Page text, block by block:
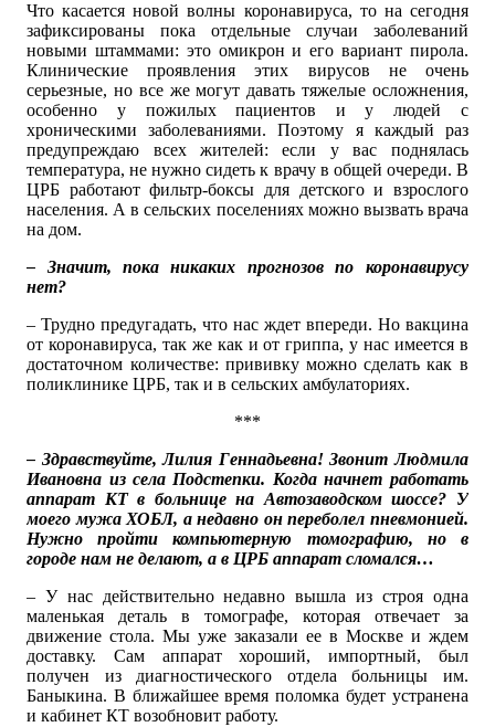
Что касается новой волны коронавируса, то на сегодня
зафиксированы пока отдельные случаи заболеваний
новыми штаммами: это омикрон и его вариант пирола.
Клинические проявления этих вирусов не очень
серьезные, но все же могут давать тяжелые осложнения,
особенно у пожилых пациентов и у людей с
хроническими заболеваниями. Поэтому я каждый раз
предупреждаю всех жителей: если у вас поднялась
температура, не нужно сидеть к врачу в общей очереди. В
ЦРБ работают фильтр-боксы для детского и взрослого
населения. А в сельских поселениях можно вызвать врача
на дом.
– Значит, пока никаких прогнозов по коронавирусу
нет?
– Трудно предугадать, что нас ждет впереди. Но вакцина
от коронавируса, так же как и от гриппа, у нас имеется в
достаточном количестве: прививку можно сделать как в
поликлинике ЦРБ, так и в сельских амбулаториях.
***
– Здравствуйте, Лилия Геннадьевна! Звонит Людмила
Ивановна из села Подстепки. Когда начнет работать
аппарат КТ в больнице на Автозаводском шоссе? У
моего мужа ХОБЛ, а недавно он переболел пневмонией.
Нужно пройти компьютерную томографию, но в
городе нам не делают, а в ЦРБ аппарат сломался…
– У нас действительно недавно вышла из строя одна
маленькая деталь в томографе, которая отвечает за
движение стола. Мы уже заказали ее в Москве и ждем
доставку. Сам аппарат хороший, импортный, был
получен из диагностического отдела больницы им.
Баныкина. В ближайшее время поломка будет устранена
и кабинет КТ возобновит работу.